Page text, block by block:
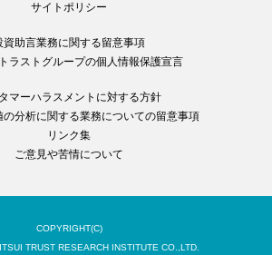
サイトポリシー
資助言業務に関する留意事項
ラストグループの個人情報保護宣言
マーハラスメントに対する方針
の分析に関する業務についての留意事項
リンク集
ご意見や苦情について
COPYRIGHT(C)
TRUST RESEARCH INSTITUTE CO.,LTD.